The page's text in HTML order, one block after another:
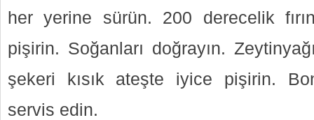
her yerine sürün. 200 derecelik
pişirin. Soğanları doğrayın.
şekeri kısık ateşte iyice pişirin.
servis edin.